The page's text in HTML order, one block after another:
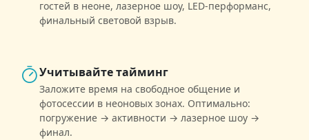
гостей в неоне, лазерное шоу, LED-перформанс,
финальный световой взрыв.
Учитывайте тайминг
Заложите время на свободное общение и
фотосессии в неоновых зонах. Оптимально:
погружение → активности → лазерное шоу →
финал.